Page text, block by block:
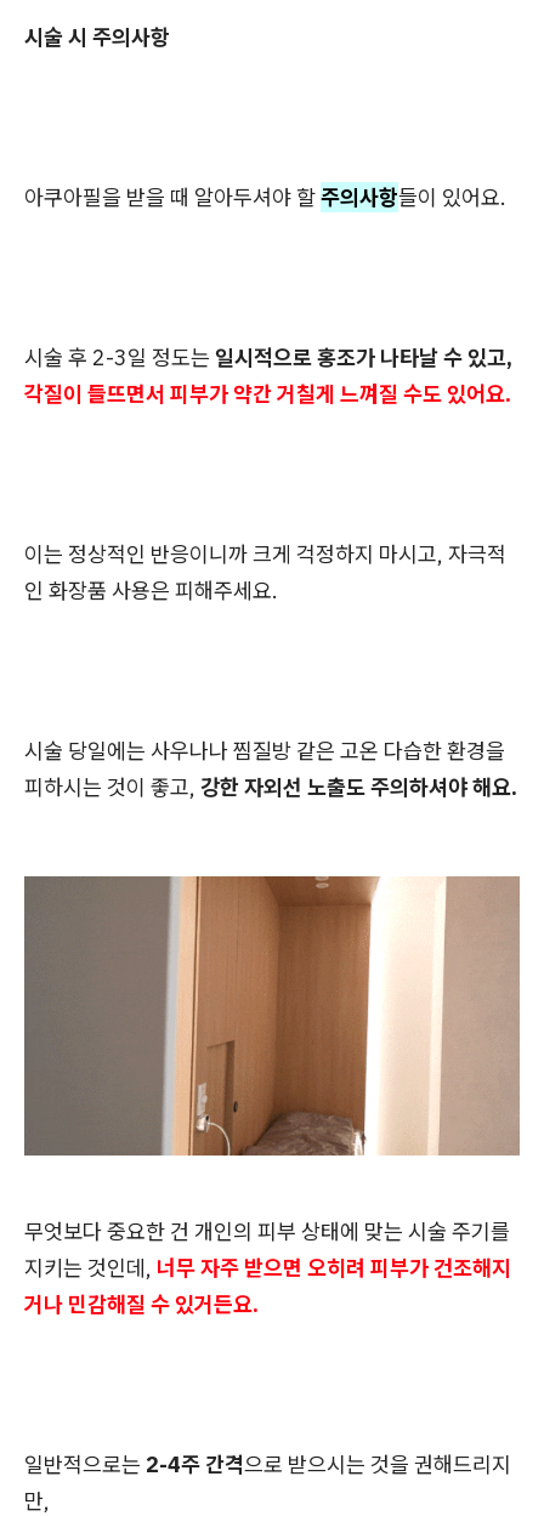
시술 시 주의사항
아쿠아필을 받을 때 알아두셔야 할주의사항들이 있어요.
시술 후 2-3일 정도는 일시적으로 홍조가 나타날 수 있고,
각질이 들뜨면서 피부가 약간 거칠게 느껴질 수도 있어요.
이는 정상적인 반응이니까 크게 걱정하지 마시고, 자극적
인 화장품 사용은 피해주세요.
시술 당일에는 사우나나 찜질방 같은 고온 다습한 환경을
피하시는 것이 좋고, 강한 자외선 노출도 주의하셔야 해요.
무엇보다 중요한 건 개인의 피부 상태에 맞는 시술 주기를
지키는 것인데, 너무 자주 받으면 오히려 피부가 건조해지
거나 민감해질 수 있거든요.
일반적으로는 2-4주 간격으로 받으시는 것을 권해드리지
만,